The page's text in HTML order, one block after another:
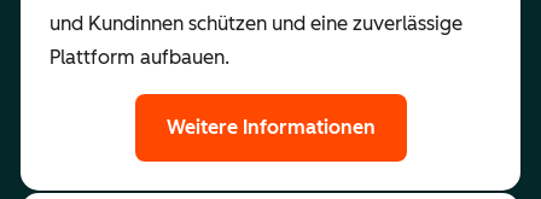
und Kundinnen schützen und eine zuverlässige
Plattform aufbauen.
Weitere Informationen